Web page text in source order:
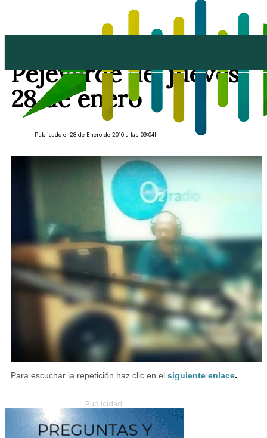
Pejeverde del jueves
28 de enero
Publicado el 28 de Enero de 2016 a las 09:04h
Para escuchar la repetición haz clic en el siguiente enlace.
Publicidad